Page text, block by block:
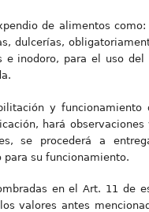
de alimentos
dulcerías,
e inodoro, para el uso
y
hará
se procederá a
su funcionamiento.
en el Art. 11 de
valores antes